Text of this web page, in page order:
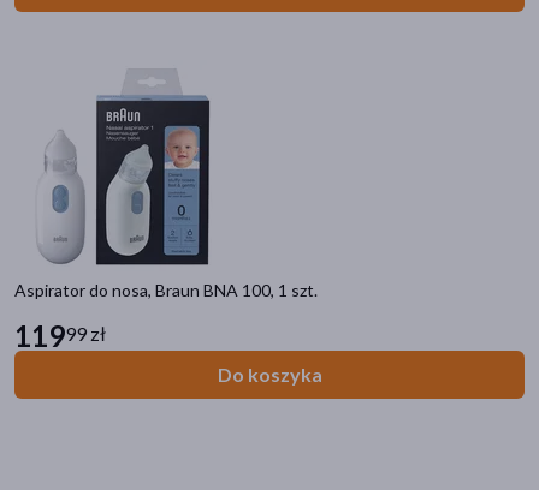
Aspirator do nosa, Braun BNA 100, 1 szt.
11999 zł
Do koszyka